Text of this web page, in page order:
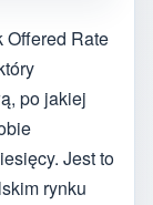
Offered Rate
po jakiej
Jest to
rynku